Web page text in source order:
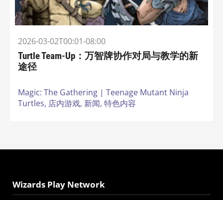
2026-03-02T00:01-08:00
Turtle Team-Up：万智牌协作对局与教学的新
途径
Magic: The Gathering | Teenage Mutant Ninja
Turtles, 店内游戏, 新闻, 特色内容
Wizards Play Network